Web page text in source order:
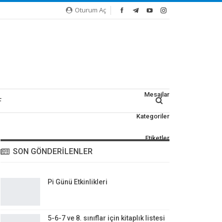
Oturum Aç
TESTLERI
VE ETKINLIKLER
Mesajlar
Kategoriler
Etiketler
SON GÖNDERILENLER
Pi Günü Etkinlikleri
5-6-7 ve 8. sınıflar için kitaplık listesi